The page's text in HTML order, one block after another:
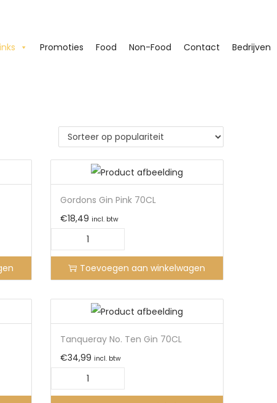
Promoties Food Non-Food Contact Bedrijven
Gordons Gin Pink 70CL
€18,49 incl. btw
Toevoegen aan winkelwagen
Tanqueray No. Ten Gin 70CL
€34,99 incl. btw